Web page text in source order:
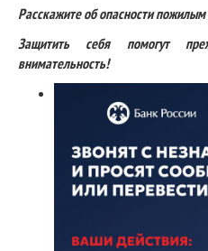
Расскажите об опасности
Защитить себя помогут
внимательность!